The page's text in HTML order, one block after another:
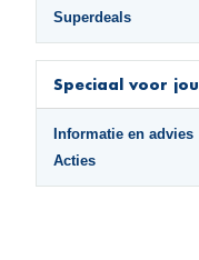
Superdeals
Speciaal voor jou
Informatie en advies
Acties